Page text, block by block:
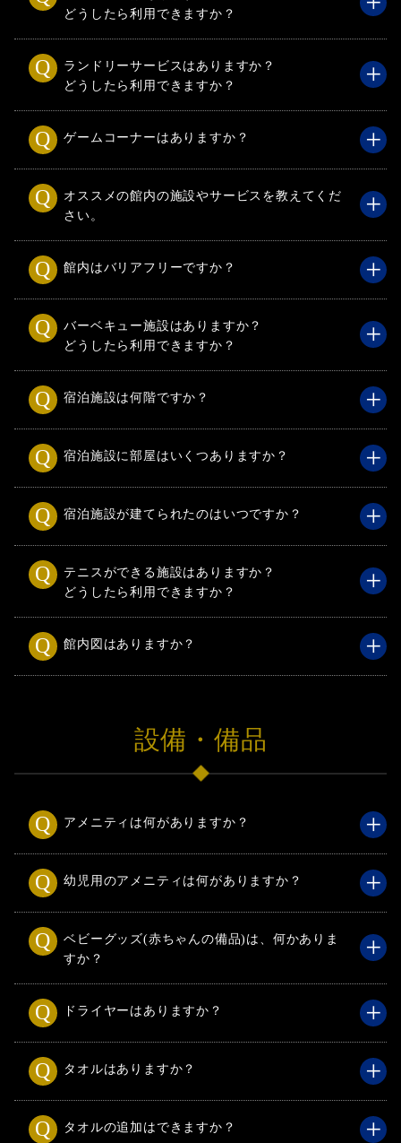
どうしたら利用できますか？
ランドリーサービスはありますか？
どうしたら利用できますか？
ゲームコーナーはありますか？
オススメの館内の施設やサービスを教えてくだ
さい。
館内はバリアフリーですか？
バーベキュー施設はありますか？
どうしたら利用できますか？
宿泊施設は何階ですか？
宿泊施設に部屋はいくつありますか？
宿泊施設が建てられたのはいつですか？
テニスができる施設はありますか？
どうしたら利用できますか？
館内図はありますか？
設備・備品
アメニティは何がありますか？
幼児用のアメニティは何がありますか？
ベビーグッズ(赤ちゃんの備品)は、何かありま
すか？
ドライヤーはありますか？
タオルはありますか？
タオルの追加はできますか？